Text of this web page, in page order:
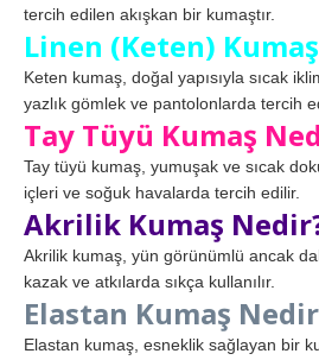
tercih edilen akışkan bir kumaştır.
Linen (Keten)
Keten kumaş, doğal yapısıyla sıcak
yazlık gömlek ve pantolonlarda tercih
Tay Tüyü Kumaş
Tay tüyü kumaş, yumuşak ve sıcak
içleri ve soğuk havalarda tercih edilir.
Akrilik Kumaş
Akrilik kumaş, yün görünümlü ancak
kazak ve atkılarda sıkça kullanılır.
Elastan Kumaş
Elastan kumaş, esneklik sağlayan bir